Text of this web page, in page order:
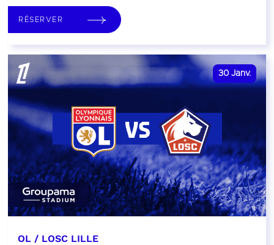
RÉSERVER
30 Janv.
OL / LOSC LILLE